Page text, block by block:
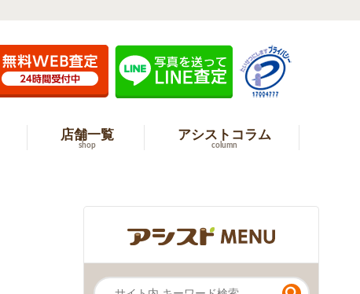
店舗一覧
shop
アシストコラム
column